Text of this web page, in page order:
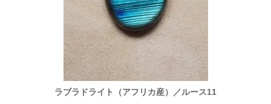
ラブラドライト（アフリカ産）／ルース11